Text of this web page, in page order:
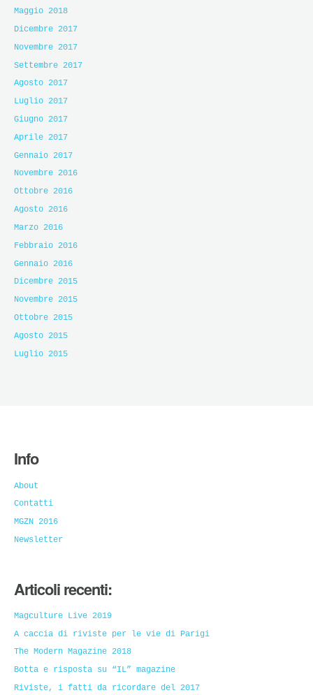
Maggio 2018
Dicembre 2017
Novembre 2017
Settembre 2017
Agosto 2017
Luglio 2017
Giugno 2017
Aprile 2017
Gennaio 2017
Novembre 2016
Ottobre 2016
Agosto 2016
Marzo 2016
Febbraio 2016
Gennaio 2016
Dicembre 2015
Novembre 2015
Ottobre 2015
Agosto 2015
Luglio 2015
Info
About
Contatti
MGZN 2016
Newsletter
Articoli recenti:
Magculture Live 2019
A caccia di riviste per le vie di Parigi
The Modern Magazine 2018
Botta e risposta su “IL” magazine
Riviste, i fatti da ricordare del 2017